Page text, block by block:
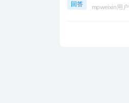
回答 mpweixin用户